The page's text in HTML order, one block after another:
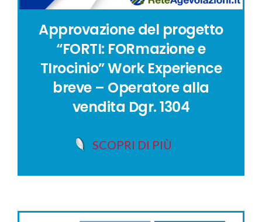
Approvazione del progetto
“FORTI: FORmazione e
TIrocinio” Work Experience
breve – Operatore alla
vendita Dgr. 1304
SCOPRI DI PIÙ